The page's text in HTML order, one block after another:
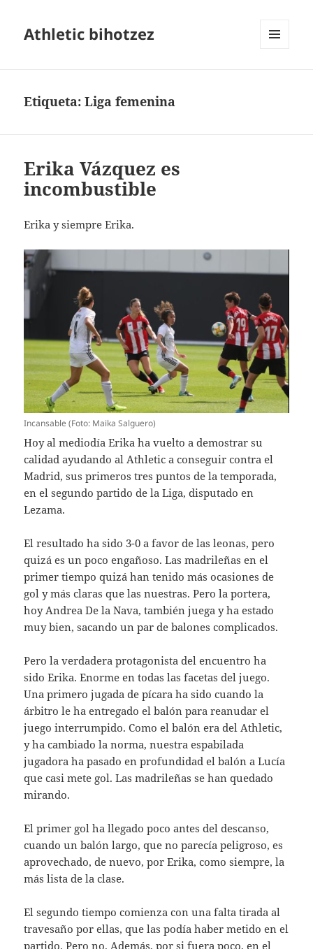
Athletic bihotzez
Etiqueta:Liga femenina
Erika Vázquez es
incombustible
Erika y siempre Erika.
Incansable (Foto: Maika Salguero)
Hoy al mediodía Erika ha vuelto a demostrar su
calidad ayudando al Athletic a conseguir contra el
Madrid, sus primeros tres puntos de la temporada,
en el segundo partido de la Liga, disputado en
Lezama.
El resultado ha sido 3-0 a favor de las leonas, pero
quizá es un poco engañoso. Las madrileñas en el
primer tiempo quizá han tenido más ocasiones de
gol y más claras que las nuestras. Pero la portera,
hoy Andrea De la Nava, también juega y ha estado
muy bien, sacando un par de balones complicados.
Pero la verdadera protagonista del encuentro ha
sido Erika. Enorme en todas las facetas del juego.
Una primero jugada de pícara ha sido cuando la
árbitro le ha entregado el balón para reanudar el
juego interrumpido. Como el balón era del Athletic,
y ha cambiado la norma, nuestra espabilada
jugadora ha pasado en profundidad el balón a Lucía
que casi mete gol. Las madrileñas se han quedado
mirando.
El primer gol ha llegado poco antes del descanso,
cuando un balón largo, que no parecía peligroso, es
aprovechado, de nuevo, por Erika, como siempre, la
más lista de la clase.
El segundo tiempo comienza con una falta tirada al
travesaño por ellas, que las podía haber metido en el
partido. Pero no. Además, por si fuera poco, en el